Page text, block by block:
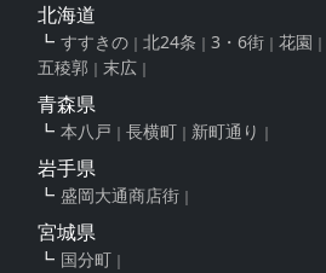
北海道
すすきの 北24条 3・6街 花園
五稜郭
末広
青森県
本八戸 長横町 新町通り
岩手県
盛岡大通商店街
宮城県
国分町